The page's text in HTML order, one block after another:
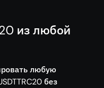
из любой
любую
без